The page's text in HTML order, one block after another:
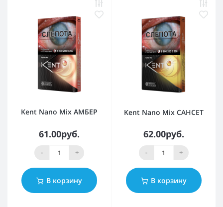
Kent Nano Mix АМБЕР
61.00руб.
- +
В корзину
Kent Nano Mix САНСЕТ
62.00руб.
- +
В корзину